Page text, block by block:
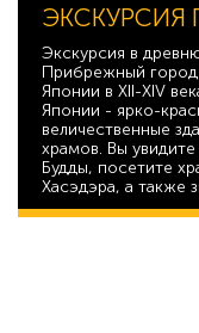
ЭКСКУРСИЯ
Экскурсия в
Прибрежный город
Японии в XII-XIV
Японии - ярко-
величественные
храмов. Вы
Будды, посетите
Хасэдэра, а также